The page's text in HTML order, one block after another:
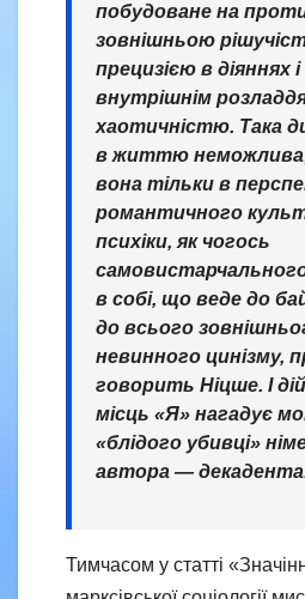
побудоване на
зовнішньою
прецизією в діяннях
внутрішнім
хаотичністю. Така
в життю
вона тільки в
романтичного
психіки, як чогось
в собі, що веде до
до всього
невинного цинізму,
говорить Ніцше. І
місць «Я» нагадує
«блідого убивці»
автора —
Тимчасом у статті